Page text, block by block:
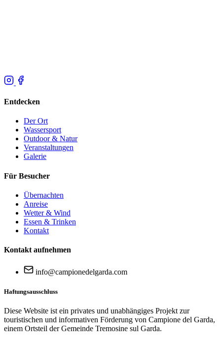
Entdecken
Der Ort
Wassersport
Outdoor & Natur
Veranstaltungen
Galerie
Für Besucher
Übernachten
Anreise
Wetter & Wind
Essen & Trinken
Kontakt
Kontakt aufnehmen
info@campionedelgarda.com
Haftungsausschluss
Diese Website ist ein privates und unabhängiges Projekt zur
touristischen und informativen Förderung von Campione del Garda,
einem Ortsteil der Gemeinde Tremosine sul Garda.